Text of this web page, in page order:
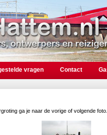
vragen Contact
ga je naar de vorige of volgende foto.